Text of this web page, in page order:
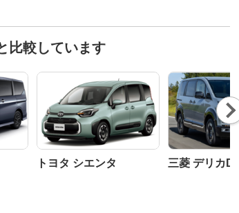
比較しています
トヨタ シエンタ 三菱 デリカD:5
Nex
t